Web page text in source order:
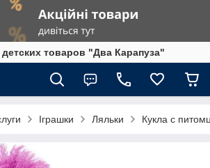
детских товаров "Два Карапуза"
Іграшки Ляльки Кукла с